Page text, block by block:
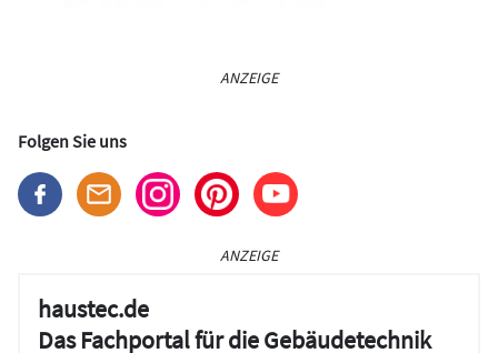
ANZEIGE
Folgen Sie uns
ANZEIGE
haustec.de
Das Fachportal für die Gebäudetechnik